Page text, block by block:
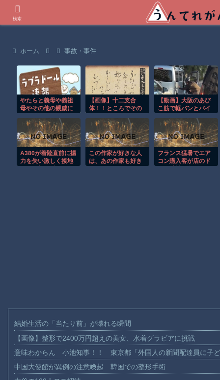
ホーム 事故・事件
やたらと義母や義祖
母やその他の親戚に
ルしようとする義弟
嫁 それだけならいい
んだけ
【画像】十二支合
体！！ところでその
【動画】大阪のあび
こ筋で軽バンとバイ
ｗｗ
A380が着陸直前に揚
力を失い激しく接地
この作家が好きな人
は、あの作家も好き
フランス猛暑でエア
コン購入客が店のド
結婚生活の「当たり前」が壊れる瞬間
【画像】整形で2400万円超えの美女、水着グラビアに挑戦
意味わからん 小池知事！！ 東京都「外国人の新聞配達員に子
中国大使館が異例の注意喚起 韓国での整形手術
検索